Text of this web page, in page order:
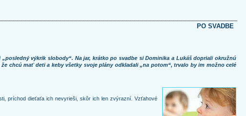
PO SVADBE
výkrik slobody“. Na jar, krátko po svadbe si Dominika a Lukáš dopriali okružnú
chcú mať deti a keby všetky svoje plány odkladali „na potom“, trvalo by im možno celé
príchod dieťaťa ich nevyrieši, skôr ich len zvýrazní. Vzťahové